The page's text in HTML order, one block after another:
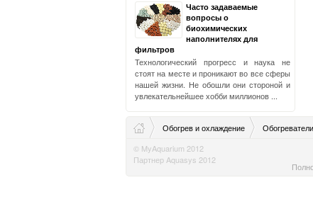
Часто задаваемые
вопросы о
биохимических
наполнителях для
фильтров
Технологический прогресс и наука не
стоят на месте и проникают во все сферы
нашей жизни. Не обошли они стороной и
увлекательнейшее хобби миллионов ...
Обогрев и охлаждение Обогреватели
© MyAquarium 2012
Партнер Aquasys 2012